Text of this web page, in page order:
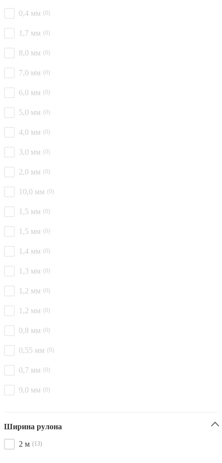
0,4 мм (0)
1,7 мм (0)
8,0 мм (0)
7,0 мм (0)
6,0 мм (0)
5,0 мм (0)
4,0 мм (0)
3,0 мм (0)
2,0 мм (0)
10,0 мм (0)
1,5 мм (0)
1,5 мм (0)
1,4 мм (0)
1,3 мм (0)
1,2 мм (0)
1,2 мм (0)
0,8 мм (0)
0,55 мм (0)
0,7 мм (0)
9,0 мм (0)
Ширина рулона
2 м (13)